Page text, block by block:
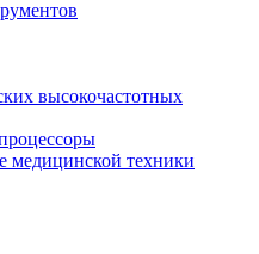
высокочастотных
медицинской техники